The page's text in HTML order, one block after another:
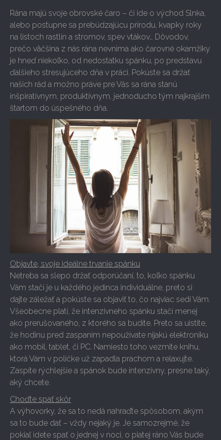
Rána majú svoje obrovské čaro – či ide o východ Slnka,
alebo postupne sa prebúdzajúcu prírodu, kvapky roky
na listoch rastlín a stromov, spev vtákov… Dôvodov,
prečo väčšina z nás rána nevníma ako čarovné okamžiky
je hneď niekoľko, od nedostatku spánku, po predstavu
ďalšieho stresujúceho dňa v práci. Pokúste sa držať
našich rád a možno práve pre Vás sa rána stanú
inšpiratívnym, produktívnym, jednoducho tým najkrajším
štartom do úspešného dňa.
Objavte, svoje ideálne trvanie spánku
Netreba sa slepo držať odporúčaní, to, koľko spánku
Vám stačí je u každého jedinca individuálne, preto si
dajte záležať a pokúste sa objaviť to, čo najviac sedí Vám.
Všeobecne platí, že intenzívneho spánku stačí menej
ako prerušovaného, z ktorého sa budíte. Preto sa uistite,
že hodinu pred zaspaním nepoužívate nijakú elektroniku
ako mobil, tablet, či PC. Namiesto toho vezmite knihu,
ktorá Vám v poličke už zapadla prachom a relaxujte.
Zaspíte rýchlejšie a spánok bude intenzívny, presne taký,
aký chcete.
Choďte spať skôr
A výhovorky, že sa to nedá nahraďte spôsobom, akým
sa to bude dať – vždy nejaký je. Je samozrejmé, že
pokiaľ idete spať o jednej v noci, o piatej ráno Vás bude